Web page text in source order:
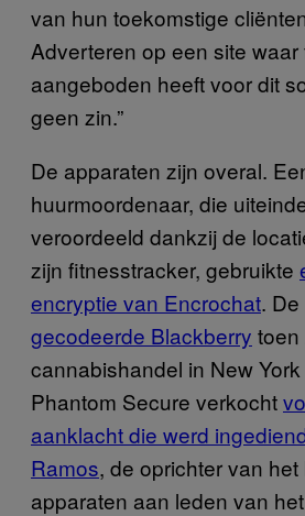
van hun toekomstige
Adverteren op een site
aangeboden heeft voor dit
geen zin.”
De apparaten zijn overal.
huurmoordenaar, die
veroordeeld dankzij de
zijn fitnesstracker, gebruikte
encryptie van Encrochat.
gecodeerde Blackberry toen
cannabishandel in New
Phantom Secure verkocht
aanklacht die werd
Ramos, de oprichter van
apparaten aan leden van